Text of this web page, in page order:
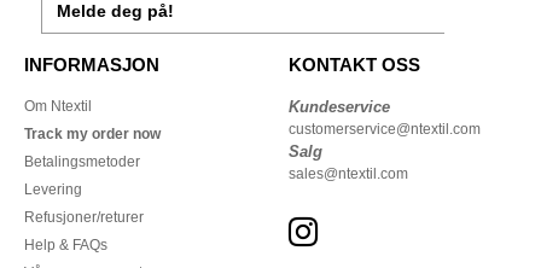
Melde deg på!
INFORMASJON
Om Ntextil
Track my order now
Betalingsmetoder
Levering
Refusjoner/returer
Help & FAQs
KONTAKT OSS
Kundeservice
customerservice@ntextil.com
Salg
sales@ntextil.com